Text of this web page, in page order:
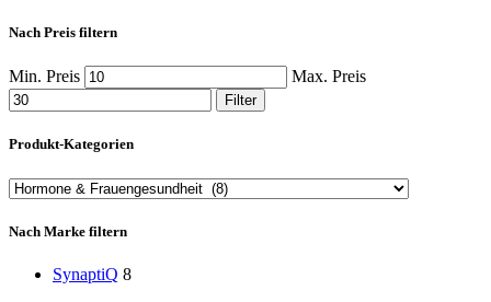
Nach Preis filtern
Min. Preis Max. Preis
Filter
Produkt-Kategorien
Nach Marke filtern
SynaptiQ 8